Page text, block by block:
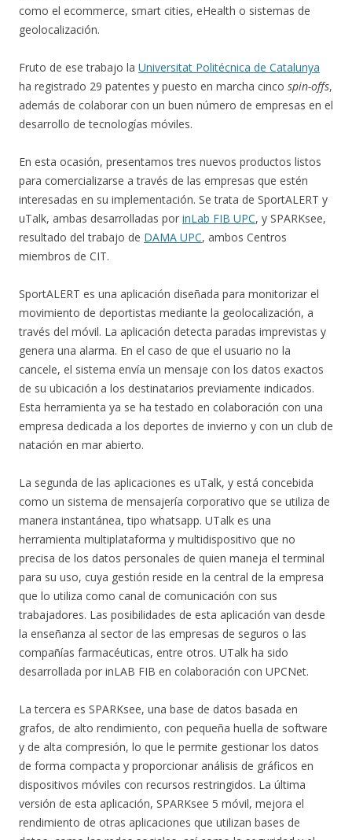
como el ecommerce, smart cities, eHealth o sistemas de
geolocalización.
Fruto de ese trabajo la Universitat Politécnica de Catalunya
ha registrado 29 patentes y puesto en marcha cinco spin-offs,
además de colaborar con un buen número de empresas en el
desarrollo de tecnologías móviles.
En esta ocasión, presentamos tres nuevos productos listos
para comercializarse a través de las empresas que estén
interesadas en su implementación. Se trata de SportALERT y
uTalk, ambas desarrolladas por inLab FIB UPC, y SPARKsee,
resultado del trabajo de DAMA UPC, ambos Centros
miembros de CIT.
SportALERT es una aplicación diseñada para monitorizar el
movimiento de deportistas mediante la geolocalización, a
través del móvil. La aplicación detecta paradas imprevistas y
genera una alarma. En el caso de que el usuario no la
cancele, el sistema envía un mensaje con los datos exactos
de su ubicación a los destinatarios previamente indicados.
Esta herramienta ya se ha testado en colaboración con una
empresa dedicada a los deportes de invierno y con un club de
natación en mar abierto.
La segunda de las aplicaciones es uTalk, y está concebida
como un sistema de mensajería corporativo que se utiliza de
manera instantánea, tipo whatsapp. UTalk es una
herramienta multiplataforma y multidispositivo que no
precisa de los datos personales de quien maneja el terminal
para su uso, cuya gestión reside en la central de la empresa
que lo utiliza como canal de comunicación con sus
trabajadores. Las posibilidades de esta aplicación van desde
la enseñanza al sector de las empresas de seguros o las
compañías farmacéuticas, entre otros. UTalk ha sido
desarrollada por inLAB FIB en colaboración con UPCNet.
La tercera es SPARKsee, una base de datos basada en
grafos, de alto rendimiento, con pequeña huella de software
y de alta compresión, lo que le permite gestionar los datos
de forma compacta y proporcionar análisis de gráficos en
dispositivos móviles con recursos restringidos. La última
versión de esta aplicación, SPARKsee 5 móvil, mejora el
rendimiento de otras aplicaciones que utilizan bases de